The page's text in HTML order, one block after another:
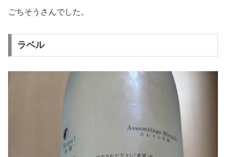
ごちそうさんでした。
ラベル